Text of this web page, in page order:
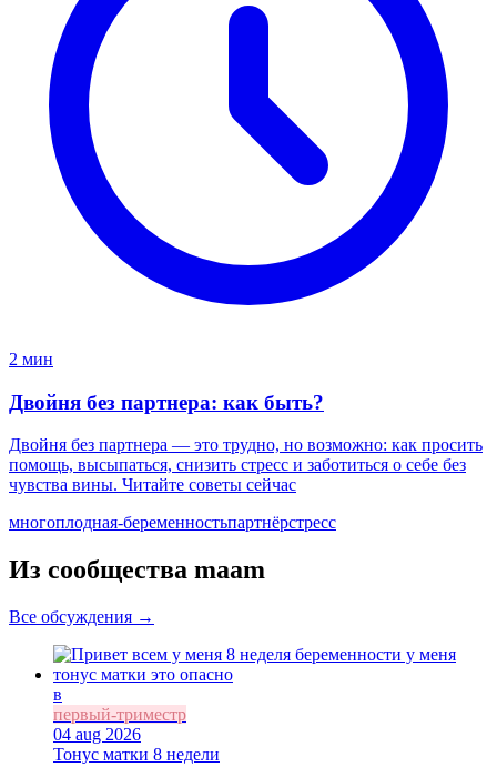
2 мин
Двойня без партнера: как быть?
Двойня без партнера — это трудно, но возможно: как просить
помощь, высыпаться, снизить стресс и заботиться о себе без
чувства вины. Читайте советы сейчас
многоплодная-беременностьпартнёрстресс
Из сообщества maam
Все обсуждения →
в
первый-триместр
04 aug 2026
Тонус матки 8 недели